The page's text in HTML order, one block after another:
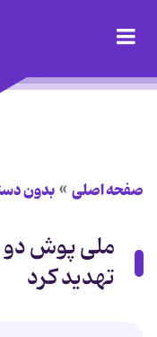
صفحه اصلی بدون
ملی پوش دو
تهدید کرد